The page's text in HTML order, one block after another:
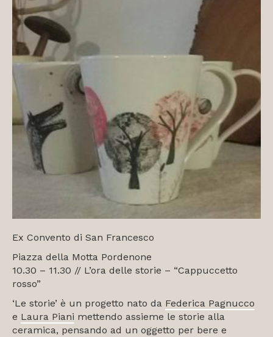
Ex Convento di San Francesco
Piazza della Motta Pordenone
10.30 – 11.30 // L’ora delle storie – “Cappuccetto
rosso”
‘Le storie’ è un progetto nato da Federica Pagnucco
e Laura Piani mettendo assieme le storie alla
ceramica, pensando ad un oggetto per bere e